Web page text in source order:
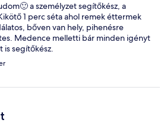
a személyzet segítőkész, a
1 perc séta ahol remek éttermek
bőven van hely, pihenésre
Medence melletti bár minden igényt
is segítőkész.